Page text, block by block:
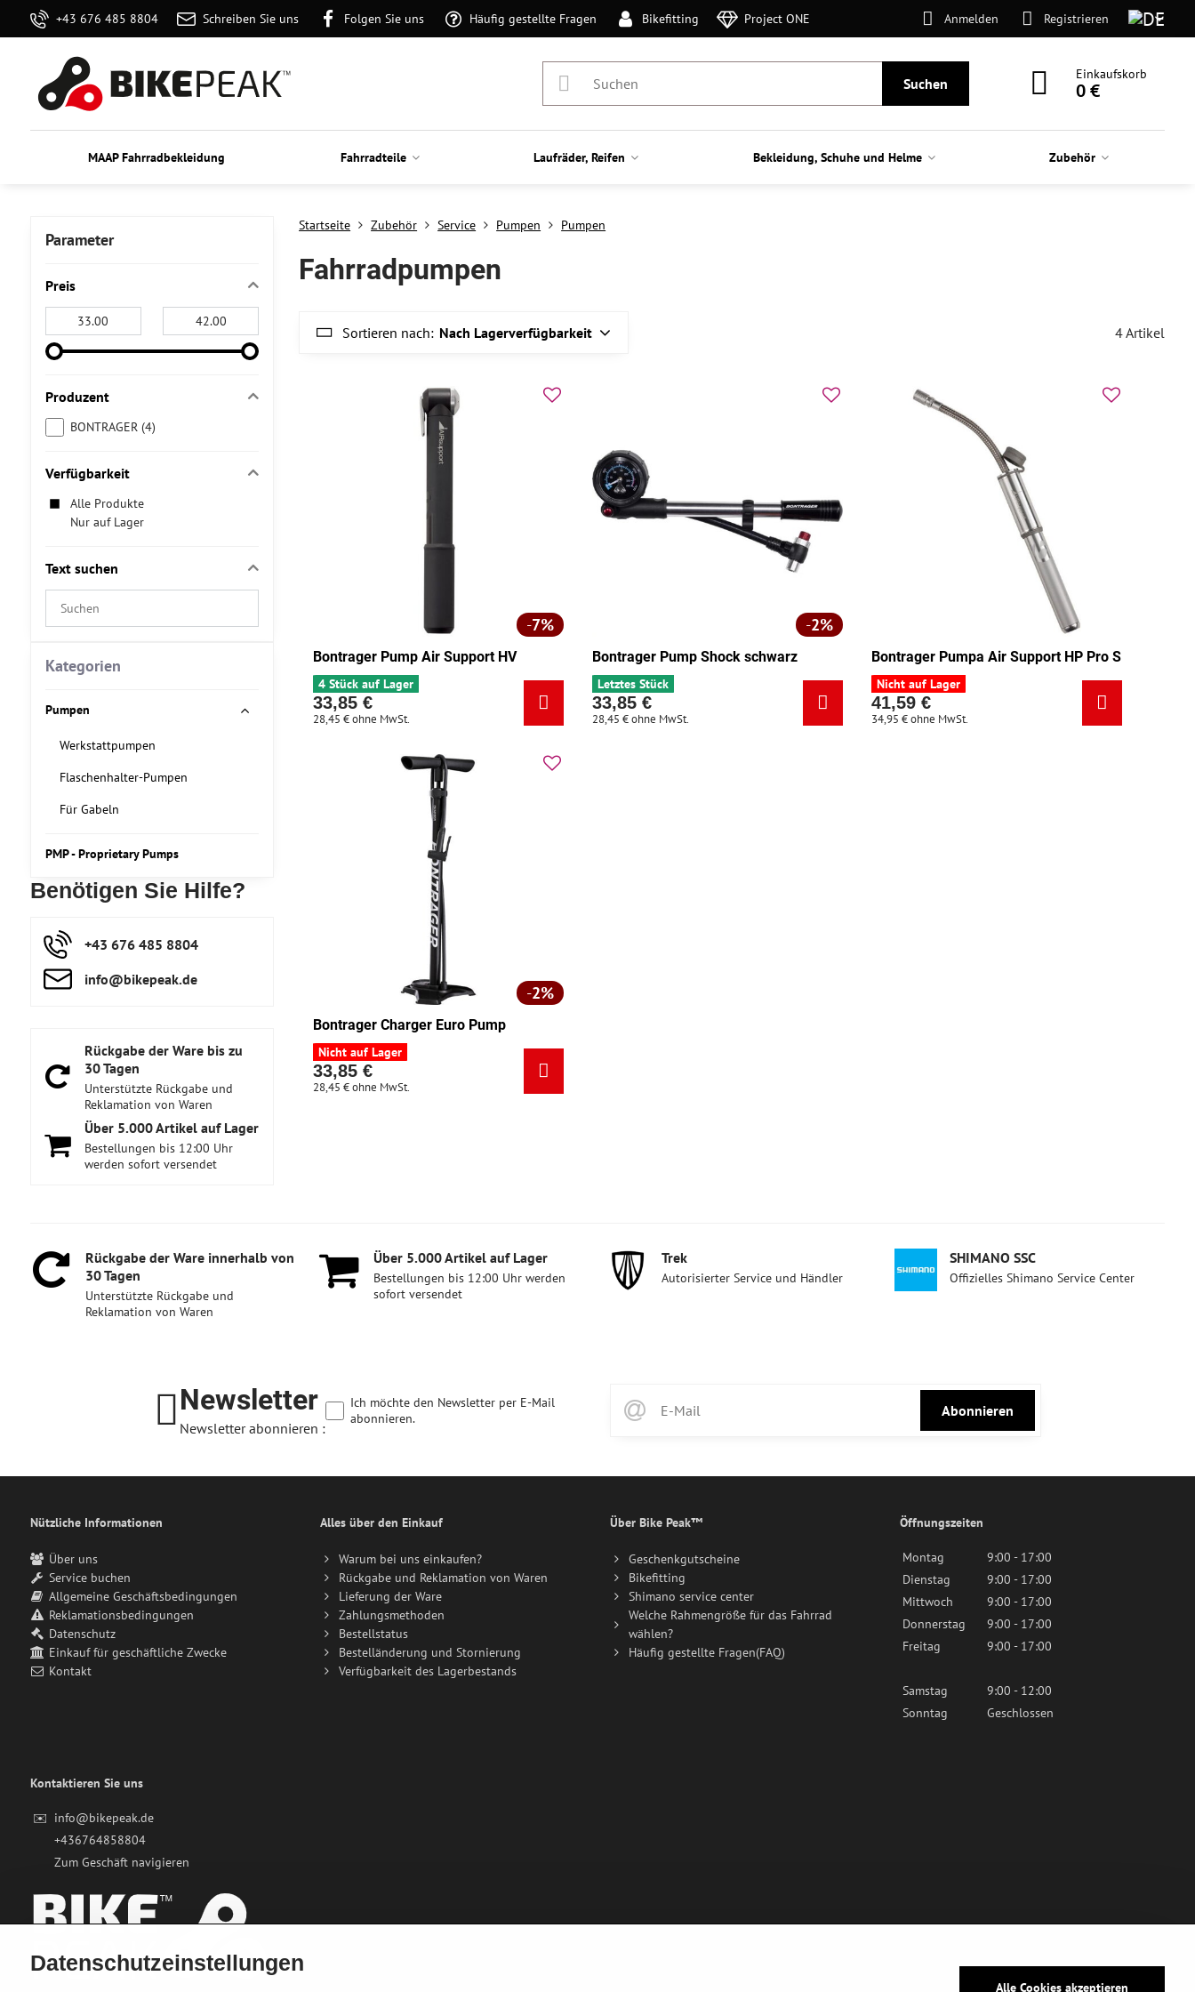
+43 676 485 8804 Schreiben Sie uns Folgen Sie uns Häufig gestellte Fragen Bikefitting Project ONE Anmelden Registrieren
Suchen
Einkaufskorb
0 €
MAAP Fahrradbekleidung Fahrradteile Laufräder, Reifen Bekleidung, Schuhe und Helme Zubehör
Startseite Zubehör Service Pumpen Pumpen
Fahrradpumpen
Sortieren nach: Nach Lagerverfügbarkeit 4Artikel
7%
Bontrager Pump Air Support HV
4 Stück auf Lager
33,85 €
28,45 €ohne MwSt.
2%
Bontrager Pump Shock schwarz
Letztes Stück
33,85 €
28,45 €ohne MwSt.
Bontrager Pumpa Air Support HP Pro S
Nicht auf Lager
41,59 €
34,95 €ohne MwSt.
2%
Bontrager Charger Euro Pump
Nicht auf Lager
33,85 €
28,45 €ohne MwSt.
Parameter
Preis
Produzent
BONTRAGER (4)
Verfügbarkeit
Alle Produkte
Nur auf Lager
Text suchen
Suchfilterergebnisse
Benötigen Sie Hilfe?
+43 676 485 8804
info​@bikepeak​.de
Rückgabe der Ware bis zu
30 Tagen
Unterstützte Rückgabe und
Reklamation von Waren
Über 5​.000 Artikel auf Lager
Bestellungen bis 12:00 Uhr
werden sofort versendet
Kategorien
Pumpen
Werkstattpumpen
Flaschenhalter-Pumpen
Für Gabeln
PMP - Proprietary Pumps
Rückgabe der Ware innerhalb von
30 Tagen
Unterstützte Rückgabe und
Reklamation von Waren
Über 5​.000 Artikel auf Lager
Bestellungen bis 12:00 Uhr werden
sofort versendet
Trek
Autorisierter Service und Händler
SHIMANO SSC
Offizielles Shimano Service Center
Newsletter
Newsletter abonnieren :
Abonnieren
Ich möchte den Newsletter per E-Mail
abonnieren.
Nützliche Informationen
Über uns
Service buchen
Allgemeine Geschäftsbedingungen
Reklamationsbedingungen
Datenschutz
Einkauf für geschäftliche Zwecke
Kontakt
Alles über den Einkauf
Warum bei uns einkaufen?
Rückgabe und Reklamation von Waren
Lieferung der Ware
Zahlungsmethoden
Bestellstatus
Bestelländerung und Stornierung
Verfügbarkeit des Lagerbestands
Über Bike Peak™
Geschenkgutscheine
Bikefitting
Shimano service center
Welche Rahmengröße für das Fahrrad
wählen?
Häufig gestellte Fragen(FAQ)
Öffnungszeiten
Montag
9:00 - 17:00
Dienstag
9:00 - 17:00
Mittwoch
9:00 - 17:00
Donnerstag
9:00 - 17:00
Freitag
9:00 - 17:00
Samstag
9:00 - 12:00
Sonntag
Geschlossen
Kontaktieren Sie uns
✉️ info@bikepeak.de
+436764858804
Zum Geschäft navigieren
Datenschutzeinstellungen
Alle Cookies akzeptieren